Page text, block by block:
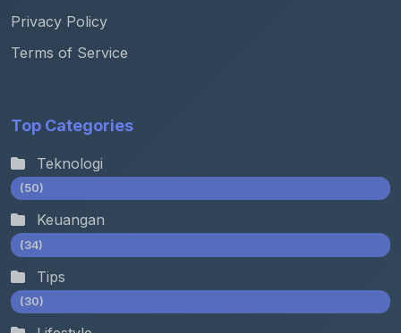
Privacy Policy
Terms of Service
Top Categories
Teknologi
(50)
Keuangan
(34)
Tips
(30)